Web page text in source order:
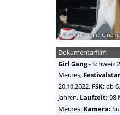
© Rise and Shine
Dokumentarfilm
Girl Gang-Schweiz
Meures,
20.10.2022, FSK: ab 6,
Jahren, Laufzeit: 98
Meures. Kamera: